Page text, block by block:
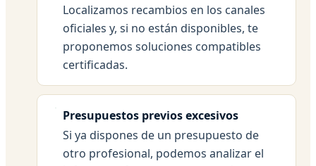
Localizamos recambios en los canales
oficiales y, si no están disponibles, te
proponemos soluciones compatibles
certificadas.
Presupuestos previos excesivos
Si ya dispones de un presupuesto de
otro profesional, podemos analizar el